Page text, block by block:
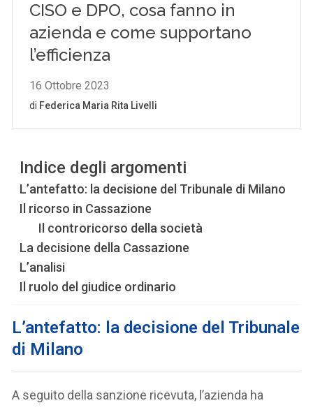
Indice degli argomenti
L’antefatto: la decisione del Tribunale di Milano
Il ricorso in Cassazione
Il controricorso della società
La decisione della Cassazione
L’analisi
Il ruolo del giudice ordinario
L’antefatto: la decisione del Tribunale
di Milano
A seguito della sanzione ricevuta, l’azienda ha